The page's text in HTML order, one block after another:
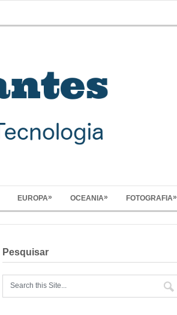
EUROPA» OCEANIA» FOTOGRAFIA»
Pesquisar